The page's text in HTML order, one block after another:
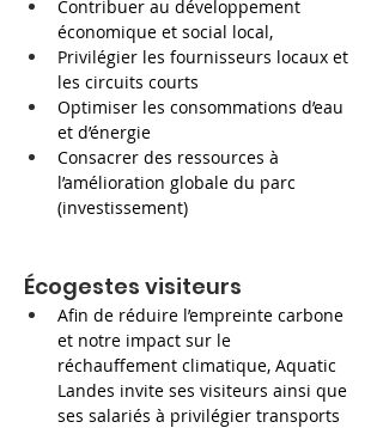
Contribuer au développement
économique et social local,
Privilégier les fournisseurs locaux et
les circuits courts
Optimiser les consommations d’eau
et d’énergie
Consacrer des ressources à
l’amélioration globale du parc
(investissement)
Écogestes visiteurs
Afin de réduire l’empreinte carbone
et notre impact sur le
réchauffement climatique, Aquatic
Landes invite ses visiteurs ainsi que
ses salariés à privilégier transports